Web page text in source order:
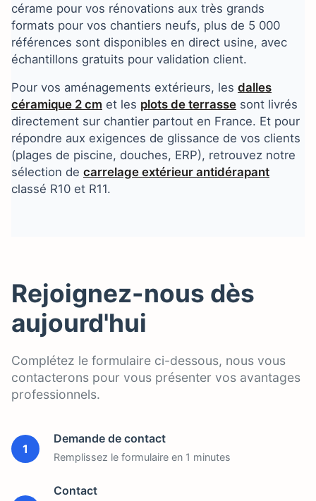
cérame pour vos rénovations aux très grands
formats pour vos chantiers neufs, plus de 5 000
références sont disponibles en direct usine, avec
échantillons gratuits pour validation client.
Pour vos aménagements extérieurs, les dalles
céramique 2 cm et les plots de terrasse sont livrés
directement sur chantier partout en France. Et pour
répondre aux exigences de glissance de vos clients
(plages de piscine, douches, ERP), retrouvez notre
sélection de carrelage extérieur antidérapant
classé R10 et R11.
Rejoignez-nous dès
aujourd'hui
Complétez le formulaire ci-dessous, nous vous
contacterons pour vous présenter vos avantages
professionnels.
1
Demande de contact
Remplissez le formulaire en 1 minutes
Contact